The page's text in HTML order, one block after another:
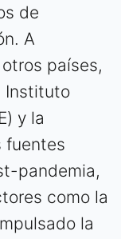
de
A
países,
Instituto
y la
fuentes
pandemia,
como la
la